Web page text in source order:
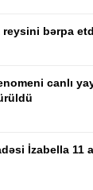
bərpa
canlı
İzabella 11